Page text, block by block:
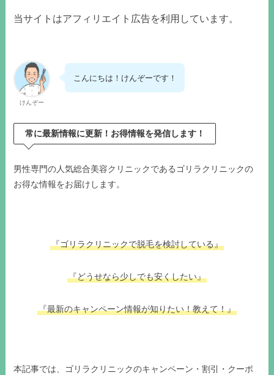
当サイトはアフィリエイト広告を利用しています。
けんぞー
こんにちは！けんぞーです！
常に最新情報に更新！お得情報を発信します！
男性専門の人気総合美容クリニックであるゴリラクリニックの
お得な情報をお届けします。
『ゴリラクリニックで脱毛を検討している』
『どうせなら少しでも安くしたい』
『最新のキャンペーン情報が知りたい！教えて！』
本記事では、ゴリラクリニックのキャンペーン・割引・クーポ